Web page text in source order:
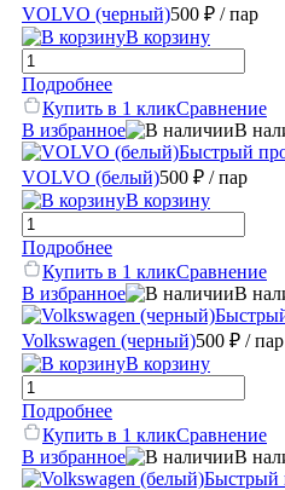
VOLVO (черный)500 ₽ / пар
В корзину
Подробнее
Купить в 1 кликСравнение
В избранное
В
Быстрый
VOLVO (белый)500 ₽ / пар
В корзину
Подробнее
Купить в 1 кликСравнение
В избранное
В
Volkswagen (черный)500 ₽ / пар
В корзину
Подробнее
Купить в 1 кликСравнение
В избранное
В
Быстрый